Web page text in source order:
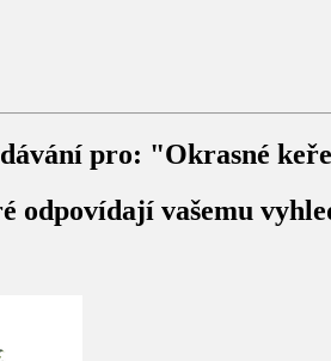
pro: "Okrasné
odpovídají vašemu